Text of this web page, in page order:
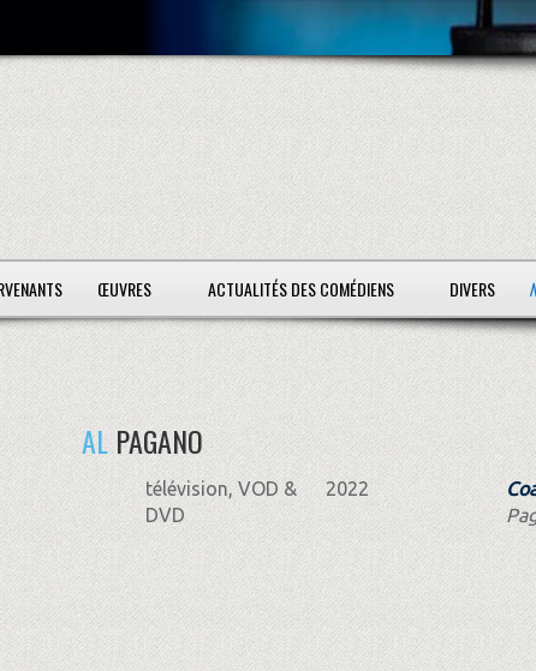
ŒUVRES ACTUALITÉS DES COMÉDIENS DIVERS
ALPAGANO
télévision, VOD &
DVD
2022